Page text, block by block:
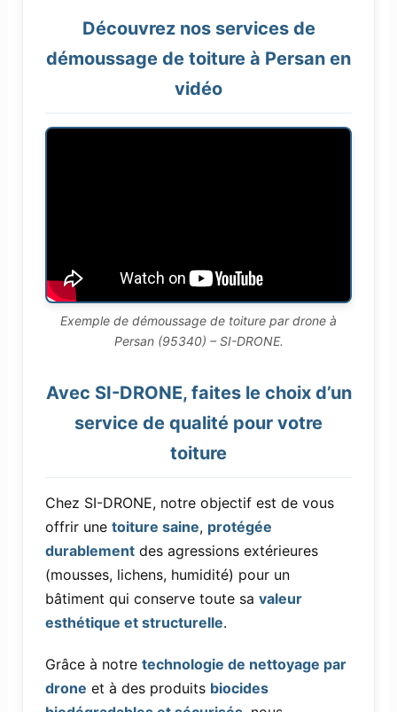
Découvrez nos services de
démoussage de toiture à Persan en
vidéo
Exemple de démoussage de toiture par drone à
Persan (95340) – SI-DRONE.
Avec SI-DRONE, faites le choix d’un
service de qualité pour votre
toiture
Chez SI-DRONE, notre objectif est de vous
offrir une toiture saine, protégée
durablementdes agressions extérieures
(mousses, lichens, humidité) pour un
bâtiment qui conserve toute sa valeur
esthétique et structurelle.
Grâce à notre technologie de nettoyage par
drone et à des produits biocides